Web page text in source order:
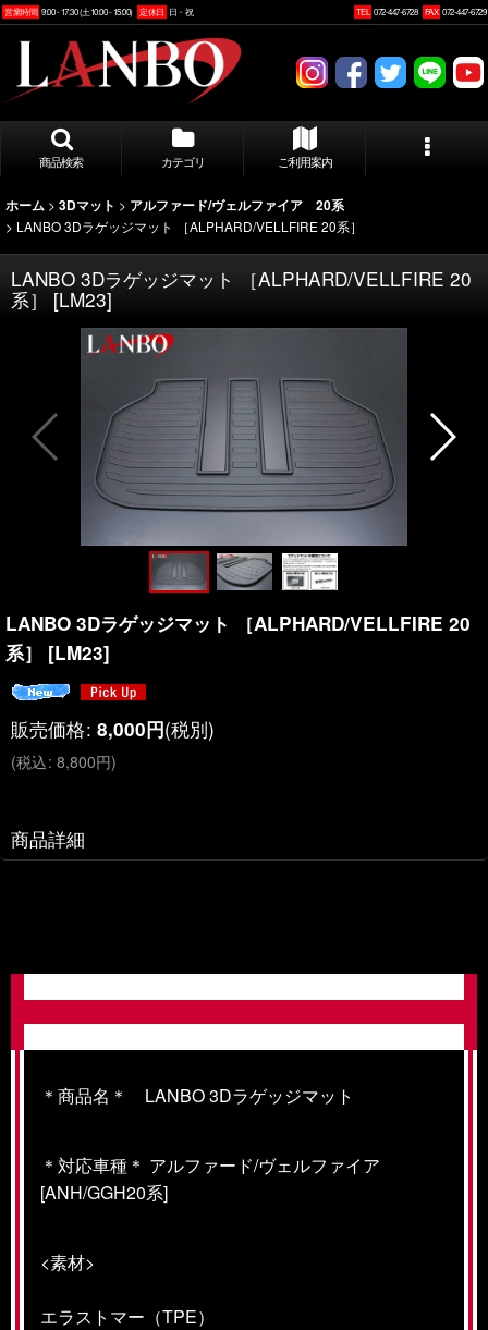
営業時間 9:00 - 17:30 (土10:00 - 15:00) 定休日 日・祝 TEL 072-447-6728 FAX 072-447-6729
商品検索 カテゴリ ご利用案内
ホーム > 3Dマット > アルファード/ヴェルファイア 20系
> LANBO 3Dラゲッジマット ［ALPHARD/VELLFIRE 20系］
LANBO 3Dラゲッジマット ［ALPHARD/VELLFIRE 20
系］ [LM23]
LANBO 3Dラゲッジマット ［ALPHARD/VELLFIRE 20
系］
[LM23]
販売価格: 8,000円(税別)
(税込: 8,800円)
商品詳細
＊商品名＊ LANBO 3Dラゲッジマット
＊対応車種＊ アルファード/ヴェルファイア
[ANH/GGH20系]
<素材>
エラストマー（TPE）